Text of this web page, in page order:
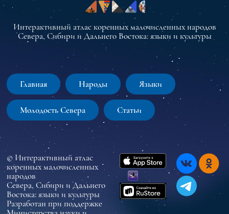
Интерактивный атлас коренных малочисленных народов
Севера, Сибири и Дальнего Востока: языки и культуры
Главная Народы Языки
Молодость Севера Статьи
© Интерактивный атлас
коренных малочисленных
народов
Севера, Сибири и Дальнего
Востока: языки и культуры
Разработан при поддержке